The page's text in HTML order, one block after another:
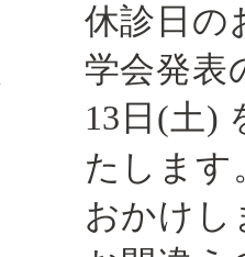
休診日
学会発表
13日(土)
たします
おかけし